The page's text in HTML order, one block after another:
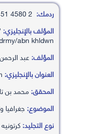
ردمك:
المؤلف بالإنجليزي:
abn khldwn
المؤلف:عبد
العنوان بالإنجليزي:
المحقق:محمد بن
الموضوع: جغرافيا
نوع التجليد:كرتونيه